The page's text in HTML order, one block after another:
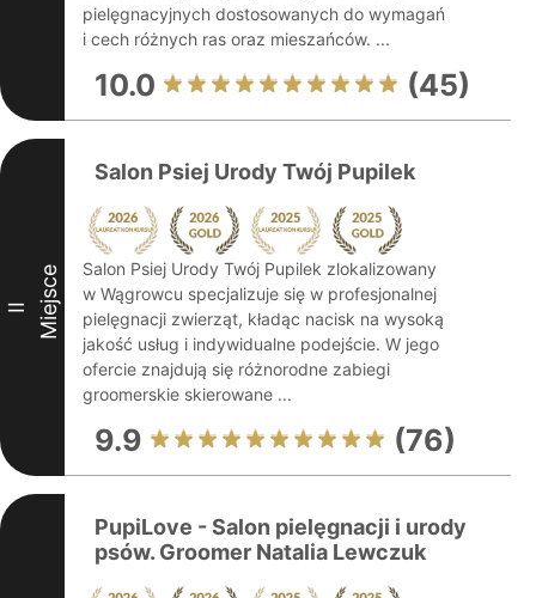
pielęgnacyjnych dostosowanych do wymagań
i cech różnych ras oraz mieszańców. ...
10.0 (45)
II Miejsce
Salon Psiej Urody Twój Pupilek
Salon Psiej Urody Twój Pupilek zlokalizowany
w Wągrowcu specjalizuje się w profesjonalnej
pielęgnacji zwierząt, kładąc nacisk na wysoką
jakość usług i indywidualne podejście. W jego
ofercie znajdują się różnorodne zabiegi
groomerskie skierowane ...
9.9 (76)
PupiLove - Salon pielęgnacji i urody
psów. Groomer Natalia Lewczuk